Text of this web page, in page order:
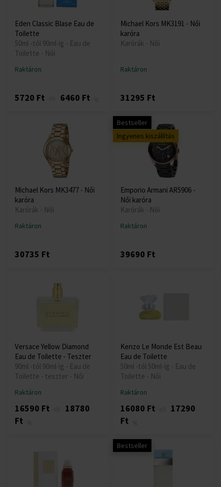
Eden Classic Blase Eau de
Toilette
50ml -tól 90ml-ig - Eau de
Toilette - Női
Raktáron
5720 Ft 6460 Ft
Michael Kors MK3191 - Női
karóra
Karórák - Női
Raktáron
31295 Ft
Michael Kors MK3477 - Női
karóra
Karórák - Női
Raktáron
30735 Ft
Bestseller
Ingyenes kiszállítás
Emporio Armani AR5906 -
Női karóra
Karórák - Női
Raktáron
39690 Ft
Versace Yellow Diamond
Eau de Toilette - Teszter
90ml -tól 90ml-ig - Eau de
Toilette - teszter - Női
Raktáron
16590 Ft
18780
Ft
Kenzo Le Monde Est Beau
Eau de Toilette
50ml -tól 50ml-ig - Eau de
Toilette - Női
Raktáron
16080 Ft
17290
Ft
Bestseller